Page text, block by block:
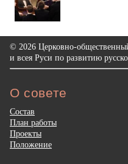
© 2026 Церковно-
и всея Руси по развитию
О совете
Состав
План работы
Проекты
Положение